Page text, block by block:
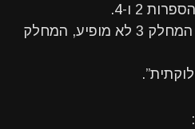
המחלק 1 לא מופיע, המחלק 3 לא מופיע, המחלק
: